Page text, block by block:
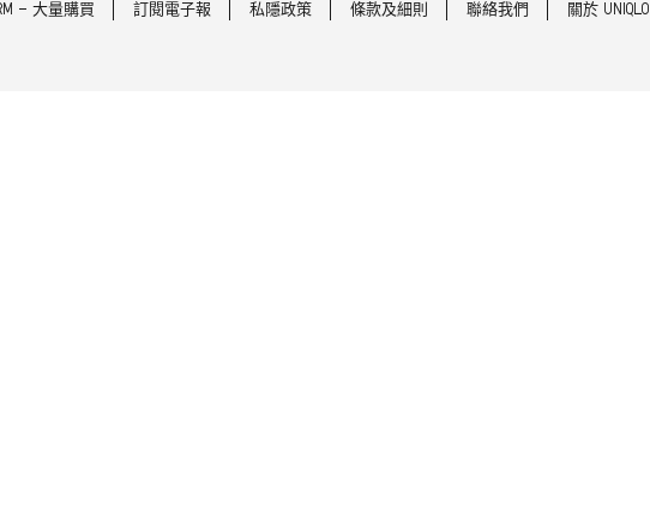
- 大量購買 訂閱電子報 私隱政策 條款及細則 聯絡我們 關於 UNIQLO